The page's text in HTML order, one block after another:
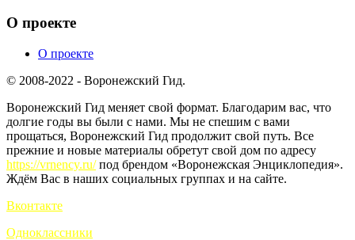
О проекте
О проекте
© 2008-2022 - Воронежский Гид.
Воронежский Гид меняет свой формат. Благодарим вас, что
долгие годы вы были с нами. Мы не спешим с вами
прощаться, Воронежский Гид продолжит свой путь. Все
прежние и новые материалы обретут свой дом по адресу
https://vrnency.ru/под брендом «Воронежская Энциклопедия».
Ждём Вас в наших социальных группах и на сайте.
Вконтакте
Одноклассники